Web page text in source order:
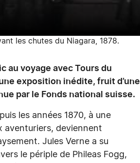
les chutes du Niagara, 1878.
au voyage avec Tours du
exposition inédite, fruit d’une
par le Fonds national suisse.
les années 1870, à une
aventuriers, deviennent
Jules Verne a su
le périple de Phileas Fogg,